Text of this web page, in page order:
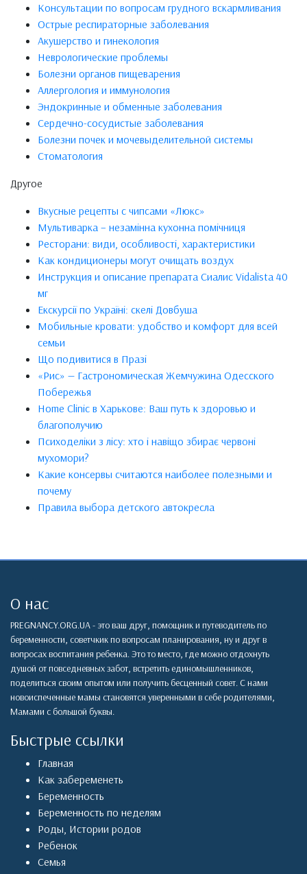
Консультации по вопросам грудного вскармливания
Острые респираторные заболевания
Акушерство и гинекология
Неврологические проблемы
Болезни органов пищеварения
Аллергология и иммунология
Эндокринные и обменные заболевания
Сердечно-сосудистые заболевания
Болезни почек и мочевыделительной системы
Стоматология
Другое
Вкусные рецепты с чипсами «Люкс»
Мультиварка – незамінна кухонна помічниця
Ресторани: види, особливості, характеристики
Как кондиционеры могут очищать воздух
Инструкция и описание препарата Сиалис Vidalista 40
мг
Екскурсії по Україні: скелі Довбуша
Мобильные кровати: удобство и комфорт для всей
семьи
Що подивитися в Празі
«Рис» — Гастрономическая Жемчужина Одесского
Побережья
Home Clinic в Харькове: Ваш путь к здоровью и
благополучию
Психоделіки з лісу: хто і навіщо збирає червоні
мухомори?
Какие консервы считаются наиболее полезными и
почему
Правила выбора детского автокресла
О нас
PREGNANCY.ORG.UA - это ваш друг, помощник и путеводитель по
беременности, советчкик по вопросам планирования, ну и друг в
вопросах воспитания ребенка. Это то место, где можно отдохнуть
душой от повседневных забот, встретить единомышленников,
поделиться своим опытом или получить бесценный совет. С нами
новоиспеченные мамы становятся уверенными в себе родителями,
Мамами с большой буквы.
Быстрые ссылки
Главная
Как забеременеть
Беременность
Беременность по неделям
Роды, Истории родов
Ребенок
Семья